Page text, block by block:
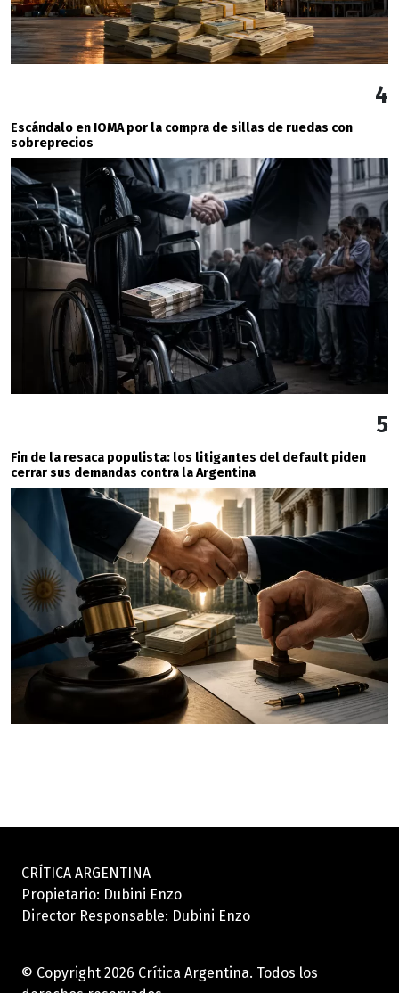
4
Escándalo en IOMA por la compra de sillas de ruedas con
sobreprecios
5
Fin de la resaca populista: los litigantes del default piden
cerrar sus demandas contra la Argentina
CRÍTICA ARGENTINA
Propietario: Dubini Enzo
Director Responsable: Dubini Enzo
© Copyright 2026 Crítica Argentina. Todos los